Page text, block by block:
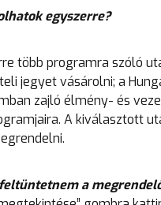
egyszerre?
több programra szóló
jegyet vásárolni; a
zajló élmény- és
A kiválasztott
a